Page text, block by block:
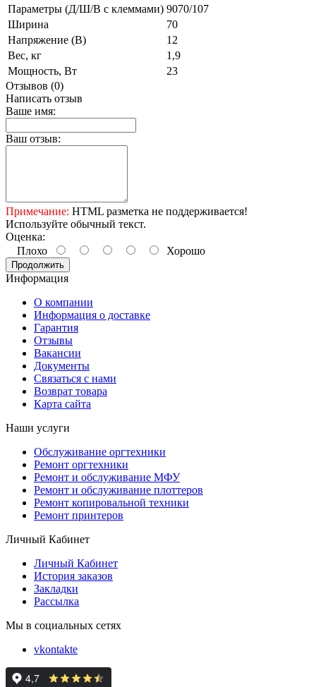
Параметры (Д/Ш/В с клеммами) 9070/107
Ширина
70
Напряжение (В)
12
Вес, кг
1,9
Мощность, Вт
23
Отзывов (0)
Написать отзыв
Ваше имя:
Ваш отзыв:
Примечание: HTML разметка не поддерживается!
Используйте обычный текст.
Оценка:
Плохо
Хорошо
Продолжить
Информация
О компании
Информация о доставке
Гарантия
Отзывы
Вакансии
Документы
Связаться с нами
Возврат товара
Карта сайта
Наши услуги
Обслуживание оргтехники
Ремонт оргтехники
Ремонт и обслуживание МФУ
Ремонт и обслуживание плоттеров
Ремонт копировальной техники
Ремонт принтеров
Личный Кабинет
Личный Кабинет
История заказов
Закладки
Рассылка
Мы в социальных сетях
vkontakte